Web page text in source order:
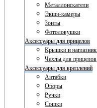
Металлоискатели
Экшн-камеры
Зонты
Фотоловушки
Аксессуары для прицелов
Крышки и
Чехлы для прицелов
Аксессуары для креплений
Антабки
Опоры
Ручки
Сошки